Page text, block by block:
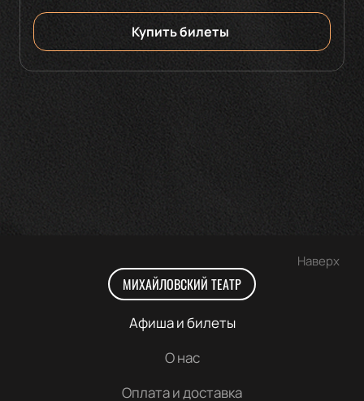
Купить билеты
Наверх
МИХАЙЛОВСКИЙ ТЕАТР
Афиша и билеты
О нас
Оплата и доставка